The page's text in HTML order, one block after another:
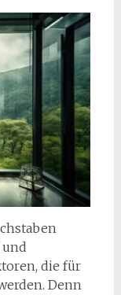
die für
Denn